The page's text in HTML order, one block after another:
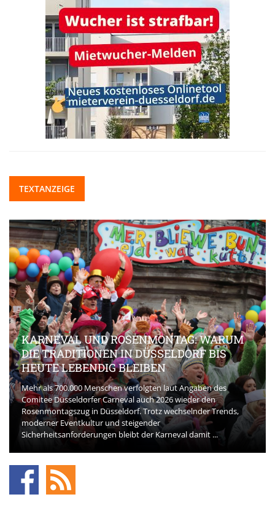
TEXTANZEIGE
KARNEVAL UND ROSENMONTAG: WARUM
DIE TRADITIONEN IN DÜSSELDORF BIS
HEUTE LEBENDIG BLEIBEN
Mehr als 700.000 Menschen verfolgten laut Angaben des
Comitee Düsseldorfer Carneval auch 2026 wieder den
Rosenmontagszug in Düsseldorf. Trotz wechselnder Trends,
moderner Eventkultur und steigender
Sicherheitsanforderungen bleibt der Karneval damit ...